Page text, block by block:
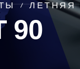
ЛЕТНЯЯ
90